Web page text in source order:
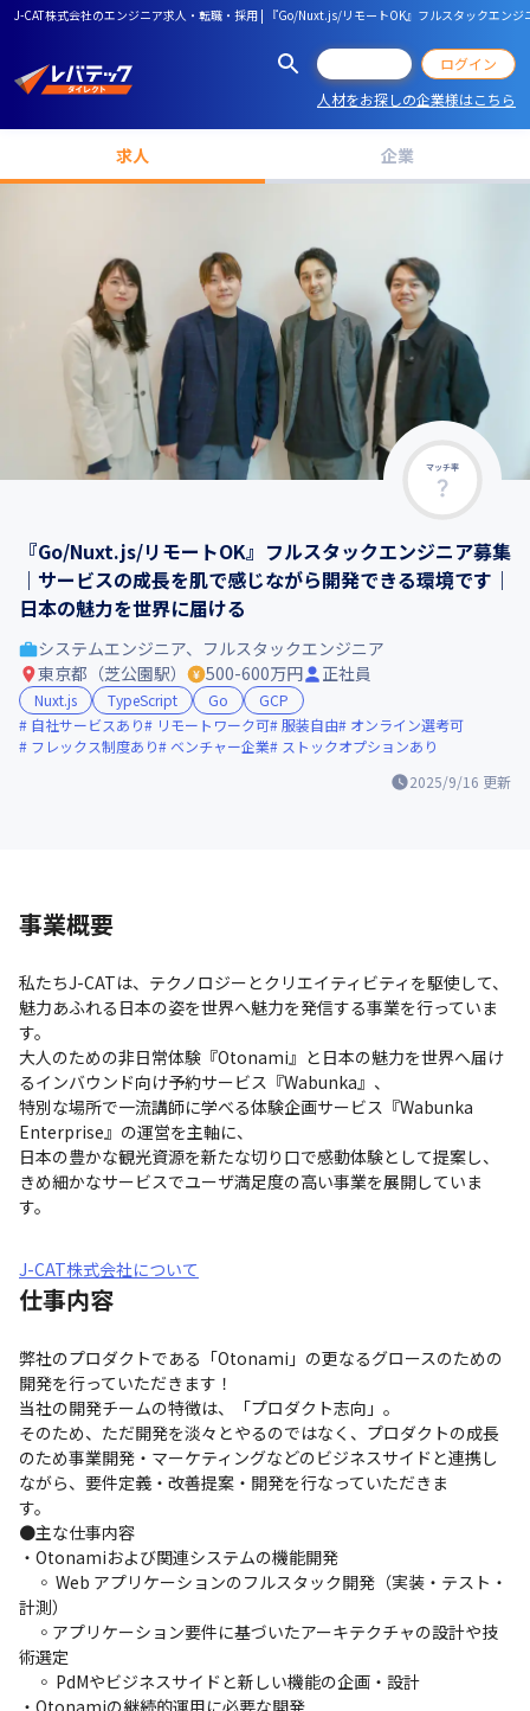
J-CAT株式会社のエンジニア求人・転職・採用 | 『Go/Nuxt.js/リモートOK』フルスタックエン
ログイン
人材をお探しの企業様はこちら
求人 企業
マッチ率
『Go/Nuxt.js/リモートOK』フルスタックエンジニア募集
｜サービスの成長を肌で感じながら開発できる環境です｜
日本の魅力を世界に届ける
2025/9/16 更新
システムエンジニア、フルスタックエンジニア
東京都（芝公園駅）
500-600万円 正社員
Nuxt.js TypeScript Go
GCP
自社サービスあり
リモートワーク可 服装自由
オンライン選考可
フレックス制度あり
ベンチャー企業 ストックオプションあり
事業概要
私たちJ-CATは、テクノロジーとクリエイティビティを駆使して、
魅力あふれる日本の姿を世界へ魅力を発信する事業を行っていま
す。
大人のための非日常体験『Otonami』と日本の魅力を世界へ届け
るインバウンド向け予約サービス『Wabunka』、
特別な場所で一流講師に学べる体験企画サービス『Wabunka
Enterprise』の運営を主軸に、
日本の豊かな観光資源を新たな切り口で感動体験として提案し、
きめ細かなサービスでユーザ満足度の高い事業を展開していま
す。
J-CAT株式会社について
仕事内容
弊社のプロダクトである「Otonami」の更なるグロースのための
開発を行っていただきます！
当社の開発チームの特徴は、「プロダクト志向」。
そのため、ただ開発を淡々とやるのではなく、プロダクトの成長
のため事業開発・マーケティングなどのビジネスサイドと連携し
ながら、要件定義・改善提案・開発を行なっていただきま
す。
●主な仕事内容
・Otonamiおよび関連システムの機能開発
◦ Web アプリケーションのフルスタック開発（実装・テスト・
計測）
◦アプリケーション要件に基づいたアーキテクチャの設計や技
術選定
◦ PdMやビジネスサイドと新しい機能の企画・設計
・Otonamiの継続的運用に必要な開発